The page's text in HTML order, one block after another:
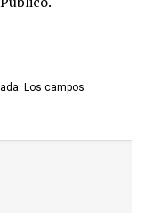
Los campos